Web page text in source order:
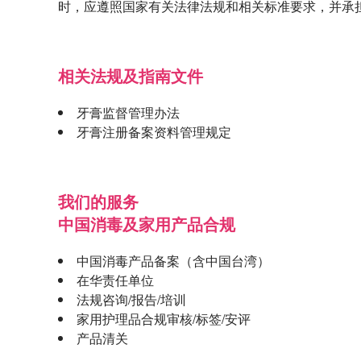
时，应遵照国家有关法律法规和相关标准要求，并承
相关法规及指南文件
牙膏监督管理办法
牙膏注册备案资料管理规定
我们的服务
中国消毒及家用产品合规
中国消毒产品备案（含中国台湾）
在华责任单位
法规咨询/报告/培训
家用护理品合规审核/标签/安评
产品清关